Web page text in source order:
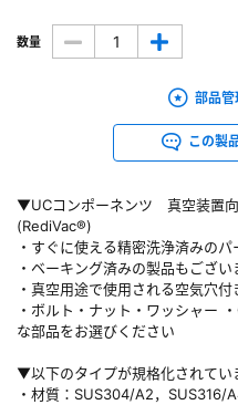
▼UCコンポーネンツ 真空装置向
(RediVac®)
・すぐに使える精密洗浄済みのパ
・ベーキング済みの製品もござい
・真空用途で使用される空気穴
・ボルト・ナット・ワッシャー
な部品をお選びください
▼以下のタイプが規格化されてい
・材質：SUS304/A2，SUS316/
数量
部品管
この製
※パスワードをお忘れの方は、パス
※メールアドレスを忘れた方は、お